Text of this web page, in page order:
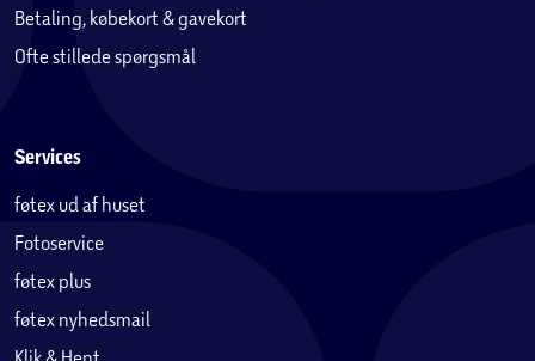
Betaling, købekort & gavekort
Ofte stillede spørgsmål
Services
føtex ud af huset
Fotoservice
føtex plus
føtex nyhedsmail